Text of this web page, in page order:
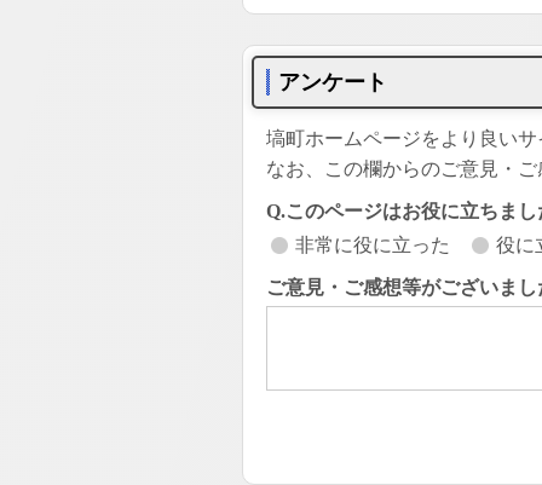
アンケート
塙町ホームページをより良い
なお、この欄からのご意見・
Q.このページはお役に立ちまし
非常に役に立った
役に
ご意見・ご感想等がございま